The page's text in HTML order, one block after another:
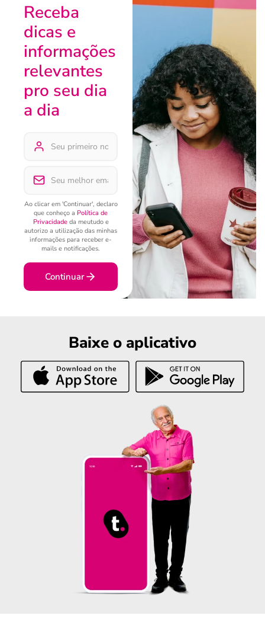
Receba
dicas e
informações
relevantes
pro seu dia
a dia
Ao clicar em 'Continuar', declaro
que conheço a Política de
Privacidadeda meutudo e
autorizo a utilização das minhas
informações para receber e-
mails e notificações.
Continuar
Baixe o aplicativo